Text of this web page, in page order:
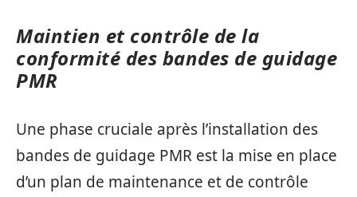
Maintien et contrôle de la
conformité des bandes de guidage
PMR
Une phase cruciale après l’installation des
bandes de guidage PMR est la mise en place
d’un plan de maintenance et de contrôle